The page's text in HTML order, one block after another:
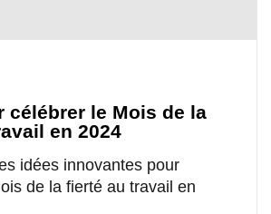
célébrer le Mois de la
en 2024
idées innovantes pour
de la fierté au travail en